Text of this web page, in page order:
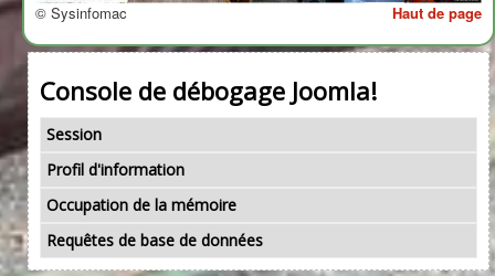
Haut de page
© Sysinfomac
Console de débogage Joomla!
Session
Profil d'information
Occupation de la mémoire
Requêtes de base de données